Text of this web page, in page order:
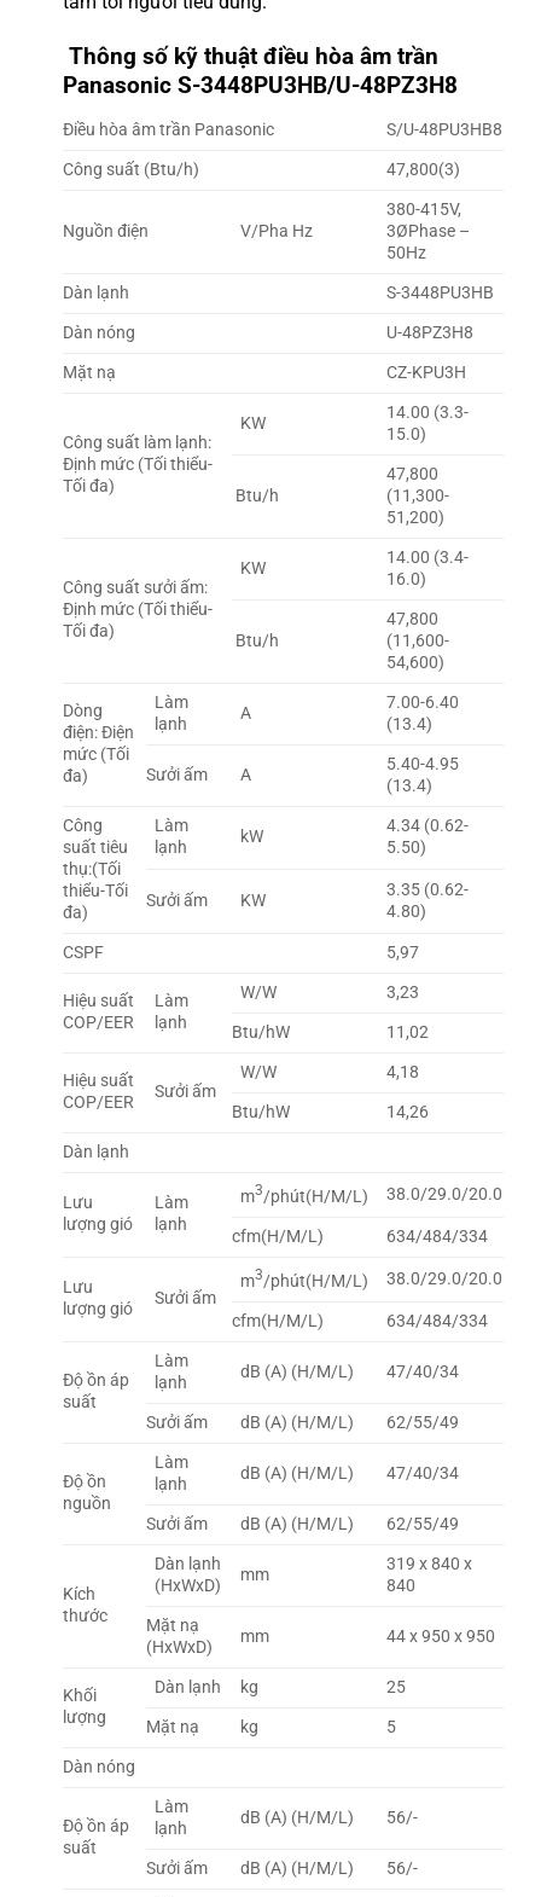
Thông số kỹ thuật điều hòa âm trần
Panasonic S-3448PU3HB/U-48PZ3H8
Điều hòa âm trần Panasonic
S/U-48PU3HB8
Công suất (Btu/h)
47,800(3)
Nguồn điện V/Pha Hz
380-415V,
3ØPhase –
50Hz
Dàn lạnh
S-3448PU3HB
Dàn nóng
U-48PZ3H8
Mặt nạ
CZ-KPU3H
Công suất làm lạnh:
Định mức (Tối thiểu-
Tối đa)
KW
14.00 (3.3-
15.0)
Btu/h
47,800
(11,300-
51,200)
Công suất sưởi ấm:
Định mức (Tối thiểu-
Tối đa)
KW
14.00 (3.4-
16.0)
Btu/h
47,800
(11,600-
54,600)
Dòng
điện: Điện
mức (Tối
đa)
Làm
lạnh
A
7.00-6.40
(13.4)
Sưởi ấm A
5.40-4.95
(13.4)
Công
suất tiêu
thụ:(Tối
thiểu-Tối
đa)
Làm
lạnh
kW
4.34 (0.62-
5.50)
Sưởi ấm KW
3.35 (0.62-
4.80)
CSPF
5,97
Hiệu suất
COP/EER
Làm
lạnh
W/W
3,23
Btu/hW
11,02
Hiệu suất
COP/EER
Sưởi ấm
W/W
4,18
Btu/hW
14,26
Dàn lạnh
Lưu
lượng gió
Làm
lạnh
m3/phút(H/M/L) 38.0/29.0/20.0
cfm(H/M/L) 634/484/334
Lưu
lượng gió
Sưởi ấm
m3/phút(H/M/L) 38.0/29.0/20.0
cfm(H/M/L) 634/484/334
Độ ồn áp
suất
Làm
lạnh
dB (A) (H/M/L) 47/40/34
Sưởi ấm dB (A) (H/M/L) 62/55/49
Độ ồn
nguồn
Làm
lạnh
dB (A) (H/M/L) 47/40/34
Sưởi ấm dB (A) (H/M/L) 62/55/49
Kích
thước
Dàn lạnh
(HxWxD)
mm
319 x 840 x
840
Mặt nạ
(HxWxD)
mm 44 x 950 x 950
Khối
lượng
Dàn lạnh kg
25
Mặt nạ
kg
5
Dàn nóng
Độ ồn áp
suất
Làm
lạnh
dB (A) (H/M/L) 56/-
Sưởi ấm dB (A) (H/M/L) 56/-